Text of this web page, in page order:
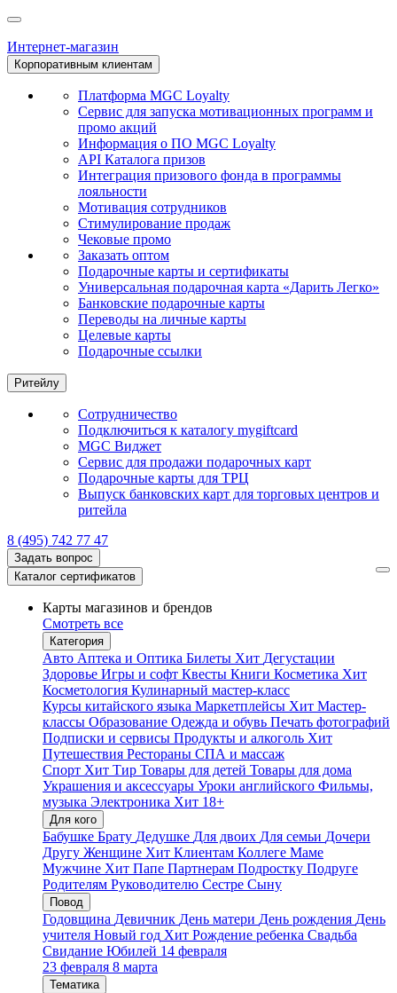
Интернет-магазин
Корпоративным клиентам
Платформа MGC Loyalty
Сервис для запуска мотивационных программ и
промо акций
Информация о ПО MGC Loyalty
API Каталога призов
Интеграция призового фонда в программы
лояльности
Мотивация сотрудников
Стимулирование продаж
Чековые промо
Заказать оптом
Подарочные карты и сертификаты
Универсальная подарочная карта «Дарить Легко»
Банковские подарочные карты
Переводы на личные карты
Целевые карты
Подарочные ссылки
Ритейлу
Сотрудничество
Подключиться к каталогу mygiftcard
MGC Виджет
Сервис для продажи подарочных карт
Подарочные карты для ТРЦ
Выпуск банковских карт для торговых центров и
ритейла
8 (495) 742 77 47
Задать вопрос
Каталог сертификатов
Карты магазинов и брендов
Смотреть все
Категория
Авто Аптека и Оптика Билеты Хит Дегустации
Здоровье Игры и софт Квесты Книги Косметика Хит
Косметология Кулинарный мастер-класс
Курсы китайского языка Маркетплейсы Хит Мастер-
классы Образование Одежда и обувь Печать фотографий
Подписки и сервисы Продукты и алкоголь Хит
Путешествия Рестораны СПА и массаж
Спорт Хит Тир Товары для детей Товары для дома
Украшения и аксессуары Уроки английского Фильмы,
музыка Электроника Хит 18+
Для кого
Бабушке Брату Дедушке Для двоих Для семьи Дочери
Другу Женщине Хит Клиентам Коллеге Маме
Мужчине Хит Папе Партнерам Подростку Подруге
Родителям Руководителю Сестре Сыну
Повод
Годовщина Девичник День матери День рождения День
учителя Новый год Хит Рождение ребенка Свадьба
Свидание Юбилей 14 февраля
23 февраля 8 марта
Тематика